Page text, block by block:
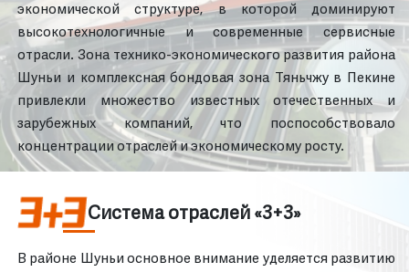
экономической структуре, в которой доминируют
высокотехнологичные и современные сервисные
отрасли. Зона технико-экономического развития района
Шуньи и комплексная бондовая зона Тяньчжу в Пекине
привлекли множество известных отечественных и
зарубежных компаний, что поспособствовало
концентрации отраслей и экономическому росту.
Система отраслей «3+3»
В районе Шуньи основное внимание уделяется развитию